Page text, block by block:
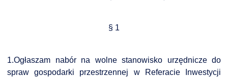
§ 1
1.Ogłaszam nabór na wolne stanowisko urzędnicze do
spraw gospodarki przestrzennej w Referacie Inwestycji